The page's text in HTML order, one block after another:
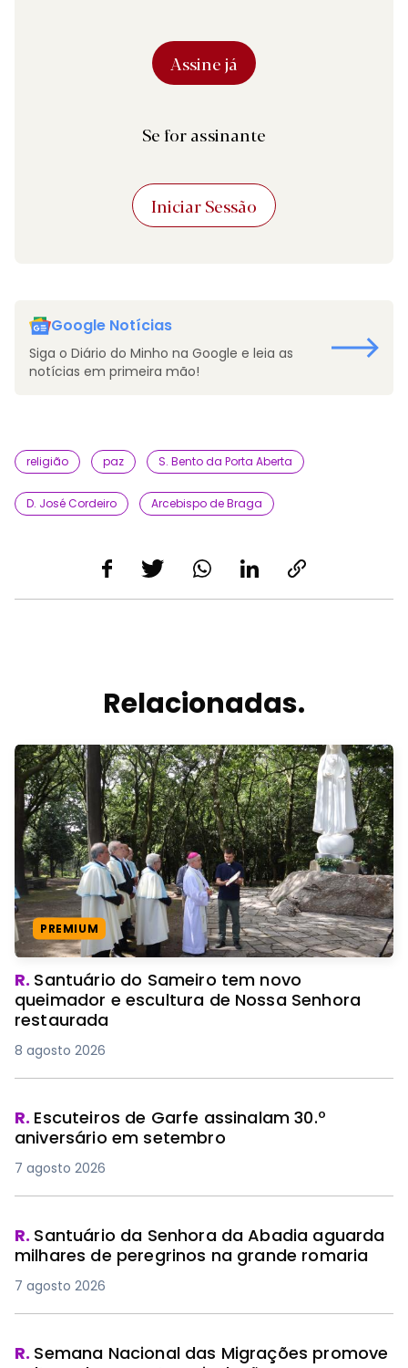
Assine já
Se for assinante
Iniciar Sessão
Google Notícias
Siga o Diário do Minho na Google e leia as
notícias em primeira mão!
religião paz S. Bento da Porta Aberta
D. José Cordeiro Arcebispo de Braga
Relacionadas.
PREMIUM
R. Santuário do Sameiro tem novo
queimador e escultura de Nossa Senhora
restaurada
8 agosto 2026
R. Escuteiros de Garfe assinalam 30.º
aniversário em setembro
7 agosto 2026
R. Santuário da Senhora da Abadia aguarda
milhares de peregrinos na grande romaria
7 agosto 2026
R. Semana Nacional das Migrações promove